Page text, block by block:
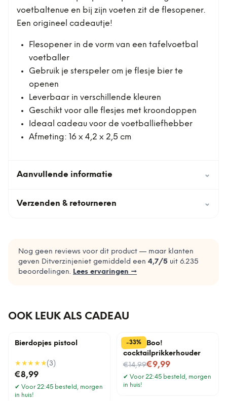
voetbaltenue en bij zijn voeten zit de flesopener.
Een origineel cadeautje!
Flesopener in de vorm van een tafelvoetbal
voetballer
Gebruik je sterspeler om je flesje bier te
openen
Leverbaar in verschillende kleuren
Geschikt voor alle flesjes met kroondoppen
Ideaal cadeau voor de voetballiefhebber
Afmeting: 16 x 4,2 x 2,5 cm
Aanvullende informatie ⌄
Verzenden & retourneren ⌄
Nog geen reviews voor dit product — maar klanten
geven Ditverzinjeniet gemiddeld een 4,7/5 uit 6.235
beoordelingen. Lees ervaringen →
OOK LEUK ALS CADEAU
Bierdopjes pistool
★★★★★(3)
€8,99
✔ Voor 22:45 besteld, morgen
in huis!
-33%
Pick a Boo!
cocktailprikkerhouder
€14,99
Nu voor€9,99
✔ Voor 22:45 besteld, morgen
in huis!